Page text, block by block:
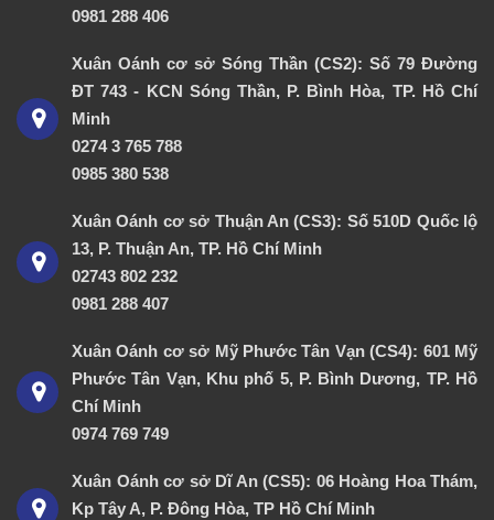
0981 288 406
Xuân Oánh cơ sở Sóng Thần (CS2): Số 79 Đường
ĐT 743 - KCN Sóng Thần, P. Bình Hòa, TP. Hồ Chí
Minh
0274 3 765 788
0985 380 538
Xuân Oánh cơ sở Thuận An (CS3): Số 510D Quốc lộ
13, P. Thuận An, TP. Hồ Chí Minh
02743 802 232
0981 288 407
Xuân Oánh cơ sở Mỹ Phước Tân Vạn (CS4): 601 Mỹ
Phước Tân Vạn, Khu phố 5, P. Bình Dương, TP. Hồ
Chí Minh
0974 769 749
Xuân Oánh cơ sở Dĩ An (CS5): 06 Hoàng Hoa Thám,
Kp Tây A, P. Đông Hòa, TP Hồ Chí Minh